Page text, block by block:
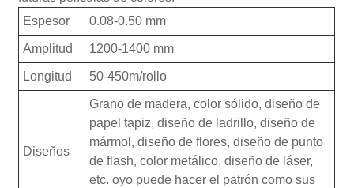
Espesor
0.08-0.50 mm
Amplitud 1200-1400 mm
Longitud 50-450m/rollo
Diseños
Grano de madera, color sólido, diseño de
papel tapiz, diseño de ladrillo, diseño de
mármol, diseño de flores, diseño de punto
de flash, color metálico, diseño de láser,
etc. oyo puede hacer el patrón como sus